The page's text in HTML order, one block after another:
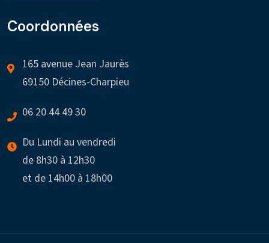
Coordonnées
165 avenue Jean Jaurès
69150 Décines-Charpieu
06 20 44 49 30
Du Lundi au vendredi
de 8h30 à 12h30
et de 14h00 à 18h00